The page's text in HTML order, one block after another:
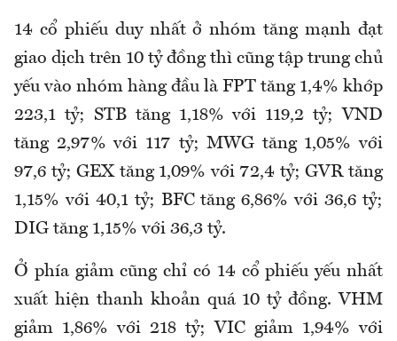
14 cổ phiếu duy nhất ở nhóm tăng mạnh đạt
giao dịch trên 10 tỷ đồng thì cũng tập trung chủ
yếu vào nhóm hàng đầu là FPT tăng 1,4% khớp
223,1 tỷ; STB tăng 1,18% với 119,2 tỷ; VND
tăng 2,97% với 117 tỷ; MWG tăng 1,05% với
97,6 tỷ; GEX tăng 1,09% với 72,4 tỷ; GVR tăng
1,15% với 40,1 tỷ; BFC tăng 6,86% với 36,6 tỷ;
DIG tăng 1,15% với 36,3 tỷ.
Ở phía giảm cũng chỉ có 14 cổ phiếu yếu nhất
xuất hiện thanh khoản quá 10 tỷ đồng. VHM
giảm 1,86% với 218 tỷ; VIC giảm 1,94% với